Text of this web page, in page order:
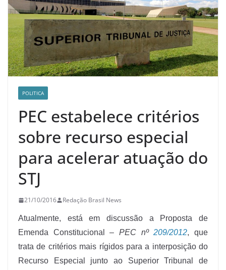
POLITICA
PEC estabelece critérios
sobre recurso especial
para acelerar atuação do
STJ
21/10/2016 Redação Brasil News
Atualmente, está em discussão a Proposta de
Emenda Constitucional – PEC nº209/2012, que
trata de critérios mais rígidos para a interposição do
Recurso Especial junto ao Superior Tribunal de